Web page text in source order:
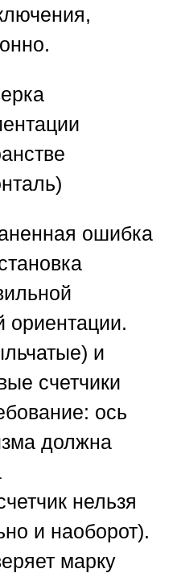
ошибка
ориентации.
и
счетчики
ось
должна
нельзя
и наоборот).
марку